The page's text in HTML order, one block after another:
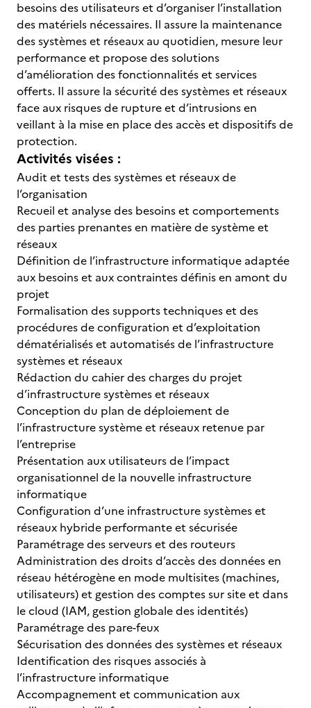
besoins des utilisateurs et d’organiser l’installation
des matériels nécessaires. Il assure la maintenance
des systèmes et réseaux au quotidien, mesure leur
performance et propose des solutions
d’amélioration des fonctionnalités et services
offerts. Il assure la sécurité des systèmes et réseaux
face aux risques de rupture et d’intrusions en
veillant à la mise en place des accès et dispositifs de
protection.
Activités visées :
Audit et tests des systèmes et réseaux de
l’organisation
Recueil et analyse des besoins et comportements
des parties prenantes en matière de système et
réseaux
Définition de l’infrastructure informatique adaptée
aux besoins et aux contraintes définis en amont du
projet
Formalisation des supports techniques et des
procédures de configuration et d’exploitation
dématérialisés et automatisés de l’infrastructure
systèmes et réseaux
Rédaction du cahier des charges du projet
d’infrastructure systèmes et réseaux
Conception du plan de déploiement de
l’infrastructure système et réseaux retenue par
l’entreprise
Présentation aux utilisateurs de l’impact
organisationnel de la nouvelle infrastructure
informatique
Configuration d’une infrastructure systèmes et
réseaux hybride performante et sécurisée
Paramétrage des serveurs et des routeurs
Administration des droits d’accès des données en
réseau hétérogène en mode multisites (machines,
utilisateurs) et gestion des comptes sur site et dans
le cloud (IAM, gestion globale des identités)
Paramétrage des pare-feux
Sécurisation des données des systèmes et réseaux
Identification des risques associés à
l’infrastructure informatique
Accompagnement et communication aux